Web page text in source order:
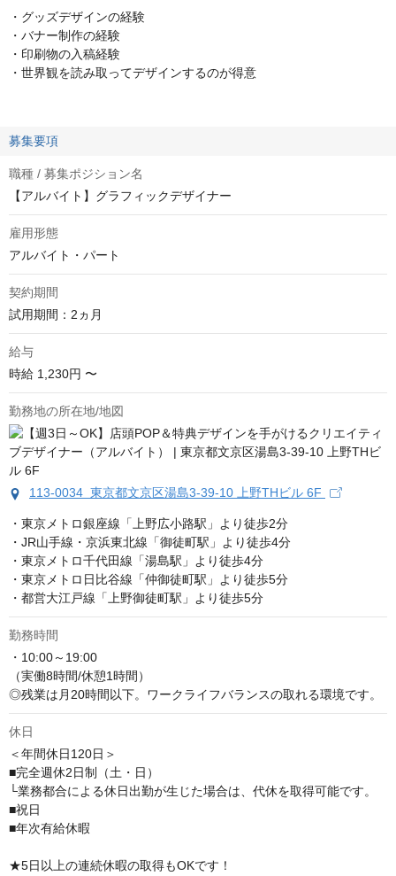
・グッズデザインの経験
・バナー制作の経験
・印刷物の入稿経験
・世界観を読み取ってデザインするのが得意
募集要項
職種 / 募集ポジション名
【アルバイト】グラフィックデザイナー
雇用形態
アルバイト・パート
契約期間
試用期間：2ヵ月
給与
時給 1,230円 〜
勤務地の所在地/地図
113-0034 東京都文京区湯島3-39-10 上野THビル 6F
・東京メトロ銀座線「上野広小路駅」より徒歩2分
・JR山手線・京浜東北線「御徒町駅」より徒歩4分
・東京メトロ千代田線「湯島駅」より徒歩4分
・東京メトロ日比谷線「仲御徒町駅」より徒歩5分
・都営大江戸線「上野御徒町駅」より徒歩5分
勤務時間
・10:00～19:00
（実働8時間/休憩1時間）
◎残業は月20時間以下。ワークライフバランスの取れる環境です。
休日
＜年間休日120日＞
■完全週休2日制（土・日）
└業務都合による休日出勤が生じた場合は、代休を取得可能です。
■祝日
■年次有給休暇
★5日以上の連続休暇の取得もOKです！